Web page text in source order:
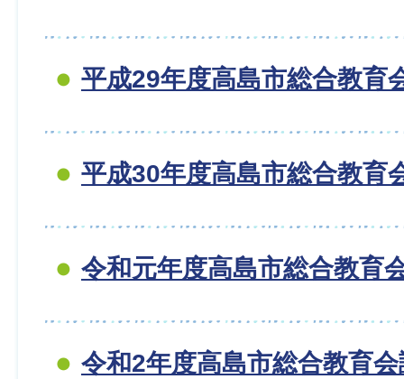
平成29年度高島市総合教育
平成30年度高島市総合教育
令和元年度高島市総合教育
令和2年度高島市総合教育会